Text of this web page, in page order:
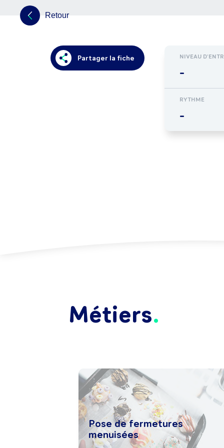
Retour
Partager la fiche NIVEAU
-
RYTHME
-
Métiers
Pose de fermetures
menuisées